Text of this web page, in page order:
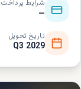
شرایط پرداخت
—
تاریخ تحویل
Q3 2029